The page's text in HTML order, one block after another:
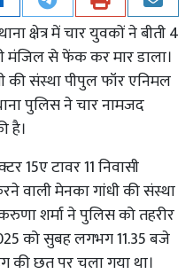
क्षेत्र में चार युवकों ने बीती 4
मंजिल से फेंक कर मार डाला।
की संस्था पीपुल फॉर एनिमल
पुलिस ने चार नामजद
है।
15ए टावर 11 निवासी
वाली मेनका गांधी की संस्था
शर्मा ने पुलिस को तहरीर
को सुबह लगभग 11.35 बजे
की छत पर चला गया था।